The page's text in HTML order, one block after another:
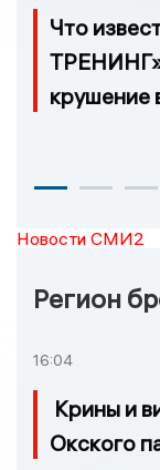
Что
крушение
Новости СМИ2
Регион
16:04
Крины и
Окского